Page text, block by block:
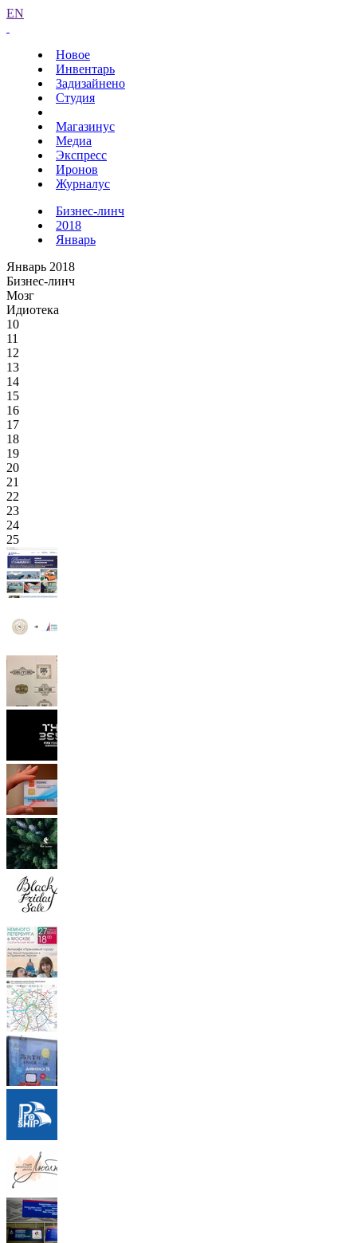
EN
Новое
Инвентарь
Задизайнено
Студия
Магазинус
Медиа
Экспресс
Иронов
Журналус
Бизнес-линч
2018
Январь
Январь 2018
Бизнес-линч
Мозг
Идиотека
10
11
12
13
14
15
16
17
18
19
20
21
22
23
24
25